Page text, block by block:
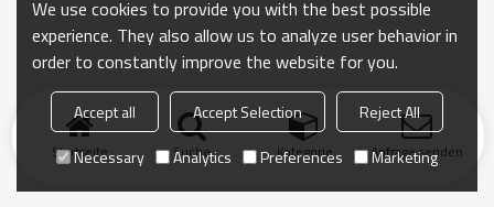
Startseite Suche Kategorie Anfrage senden
We use cookies to provide you with the best possible
experience. They also allow us to analyze user behavior in
order to constantly improve the website for you.
Accept all Accept Selection
Reject All
Necessary
Analytics Preferences Marketing